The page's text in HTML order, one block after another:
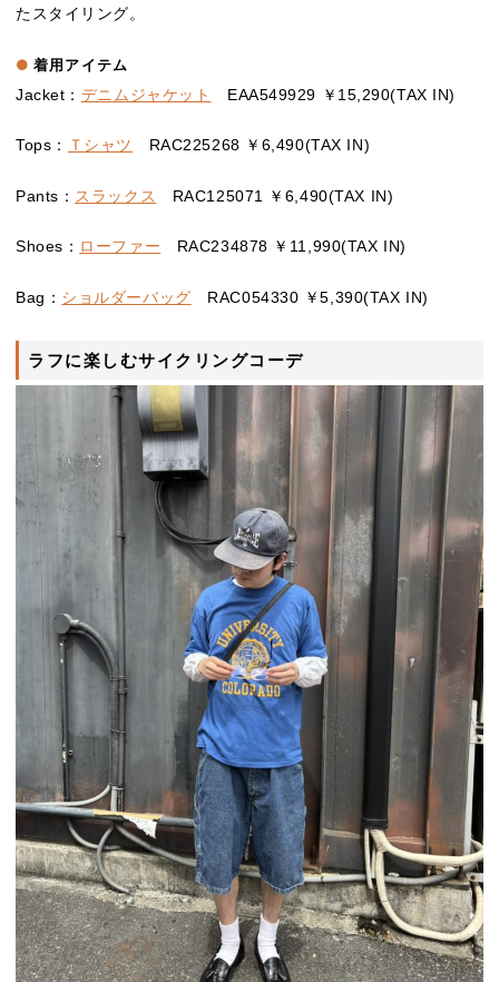
たスタイリング。
着用アイテム
Jacket： デニムジャケット EAA549929 ￥15,290(TAX IN)
Tops： Ｔシャツ RAC225268 ￥6,490(TAX IN)
Pants： スラックス RAC125071 ￥6,490(TAX IN)
Shoes： ローファー RAC234878 ￥11,990(TAX IN)
Bag： ショルダーバッグ RAC054330 ￥5,390(TAX IN)
ラフに楽しむサイクリングコーデ